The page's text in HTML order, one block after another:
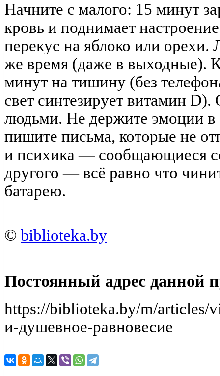
Начните с малого: 15 минут
кровь и поднимает
перекус на яблоко или орехи.
же время (даже в выходные).
минут на тишину (без
свет синтезирует витамин
людьми. Не держите эмоции в
пишите письма, которые не
и психика — сообщающиеся
другого — всё равно что
батарею.
© biblioteka.by
Постоянный адрес данной
https://biblioteka.by/m/articles/
и-душевное-равновесие